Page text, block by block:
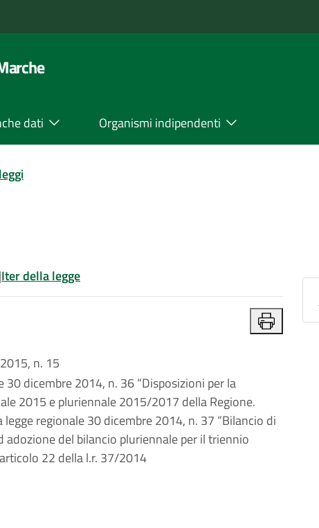
dati Organismi indipendenti
leggi
|Iter della legge
n. 15
dicembre 2014, n. 36 “Disposizioni per la
2015 e pluriennale 2015/2017 della Regione.
regionale 30 dicembre 2014, n. 37 “Bilancio di
adozione del bilancio pluriennale per il triennio
22 della l.r. 37/2014